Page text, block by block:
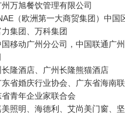
万旭餐饮管理有限公司
（欧洲第一大商贸集团）中国
集团、万科集团
移动广州分公司，中国联通广
隆酒店、广州长隆熊猫酒店
省婚庆行业协会、广东省海南
青年企业家联合会
照明、海德利、艾尚美门窗、